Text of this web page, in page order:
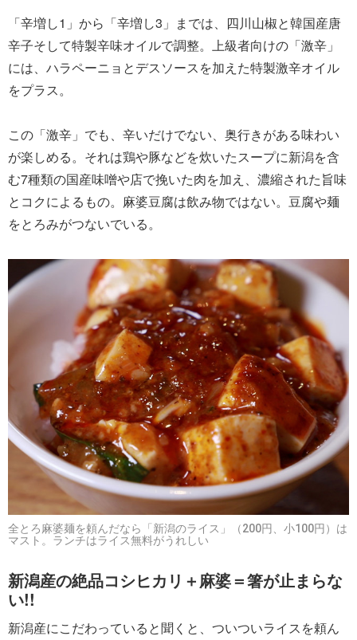
「辛増し1」から「辛増し3」までは、四川山椒と韓国産唐
辛子そして特製辛味オイルで調整。上級者向けの「激辛」
には、ハラペーニョとデスソースを加えた特製激辛オイル
をプラス。
この「激辛」でも、辛いだけでない、奥行きがある味わい
が楽しめる。それは鶏や豚などを炊いたスープに新潟を含
む7種類の国産味噌や店で挽いた肉を加え、濃縮された旨味
とコクによるもの。麻婆豆腐は飲み物ではない。豆腐や麺
をとろみがつないでいる。
全とろ麻婆麺を頼んだなら「新潟のライス」（200円、小100円）は
マスト。ランチはライス無料がうれしい
新潟産の絶品コシヒカリ＋麻婆＝箸が止まらな
い!!
新潟産にこだわっていると聞くと、ついついライスを頼ん